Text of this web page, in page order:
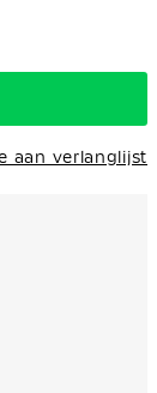
aan verlanglijst